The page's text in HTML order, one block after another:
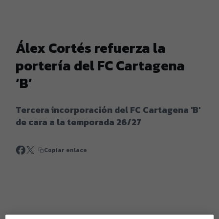
Álex Cortés refuerza la
portería del FC Cartagena
‘B’
Tercera incorporación del FC Cartagena 'B'
de cara a la temporada 26/27
Copiar enlace